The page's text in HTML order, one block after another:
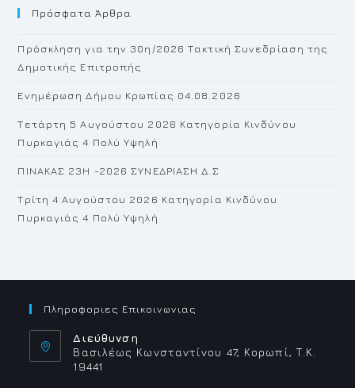
Πρόσφατα Άρθρα
Πρόσκληση για την 30η/2026 Τακτική Συνεδρίαση της
Δημοτικής Επιτροπής
Ενημέρωση Δήμου Κρωπίας 04.08.2026
Τετάρτη 5 Αυγούστου 2026 Κατηγορία Κινδύνου
Πυρκαγιάς 4 Πολύ Υψηλή
ΠΙΝΑΚΑΣ 23H -2026 ΣΥΝΕΔΡΙΑΣΗ Δ.Σ
Τρίτη 4 Αυγούστου 2026 Κατηγορία Κινδύνου
Πυρκαγιάς 4 Πολύ Υψηλή
Πληροφοριες Επικοινωνιας
Διεύθυνση
Βασιλέως Κωνσταντίνου 47, Κορωπί, Τ.Κ.
19441